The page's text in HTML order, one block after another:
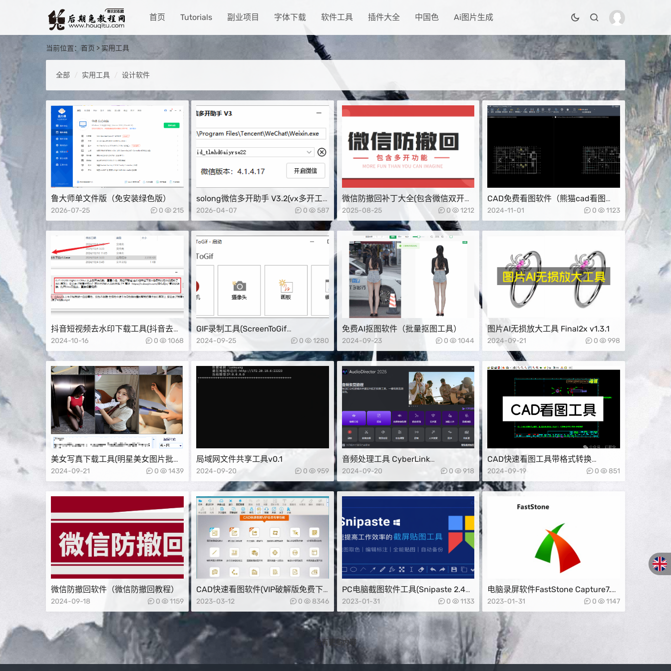
首页 Tutorials 副业项目 字体下载 软件工具 插件大全 中国色 Ai图片生成
当前位置： 首页 > 实用工具
全部 实用工具 设计软件
鲁大师单文件版（免安装绿色版）
2026-07-25 0 215
solong微信多开助手 V3.2(vx多开工
具)
2026-04-07 0 587
微信防撤回补丁大全(包含微信双开功
能)
2025-08-25 0 1212
CAD免费看图软件（熊猫cad看图
v3.3）
2024-11-01 0 1123
抖音短视频去水印下载工具(抖音去水
印)
2024-10-16 0 1068
GIF录制工具(ScreenToGif
v2.34.1x64绿色版)
2024-09-25 0 1280
免费AI抠图软件（批量抠图工具）
2024-09-23 0 1044
图片AI无损放大工具 Final2x v1.3.1
2024-09-21 0 998
美女写真下载工具(明星美女图片批量
下载软件)
2024-09-21 0 1439
局域网文件共享工具v0.1
2024-09-20 0 959
音频处理工具 CyberLink
AudioDirector 2025中文免费版
2024-09-20 0 918
CAD快速看图工具带格式转换
（AcmeCADConverter）
2024-09-19 0 851
微信防撤回软件（微信防撤回教程）
2024-09-18 0 1159
CAD快速看图软件(VIP破解版免费下
载)
2023-03-12 0 8346
PC电脑截图软件工具(Snipaste 2.4绿
色版)
2023-01-31 0 1133
电脑录屏软件FastStone Capture7.3
下载
2023-01-31 0 1147
没有更多内容